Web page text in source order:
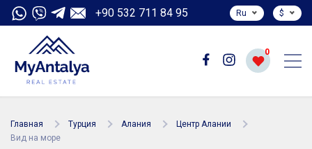
+90 532 711 84 95 Ru $
0
Главная Турция Алания
Центр Алании
Вид на море